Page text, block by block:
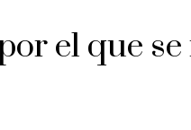
el que